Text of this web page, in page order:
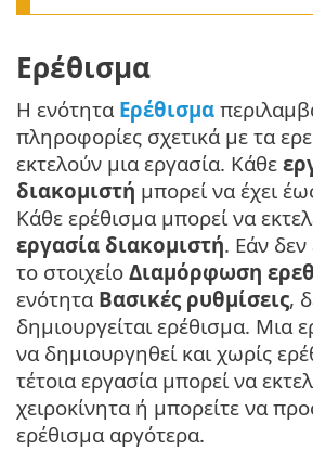
Ερέθισμα
Η ενότητα Ερέθισμα
πληροφορίες σχετικά με τα
εκτελούν μια εργασία. Κάθε
διακομιστή μπορεί να έχει
Κάθε ερέθισμα μπορεί να
εργασία διακομιστή. Εάν δεν
το στοιχείο Διαμόρφωση
ενότητα Βασικές ρυθμίσεις,
δημιουργείται ερέθισμα. Μια
να δημιουργηθεί και χωρίς
τέτοια εργασία μπορεί να
χειροκίνητα ή μπορείτε να
ερέθισμα αργότερα.